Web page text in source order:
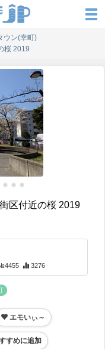
ウン(幸町)
桜 2019
区付近の桜 2019
3276
エモいぃ～
すめに追加